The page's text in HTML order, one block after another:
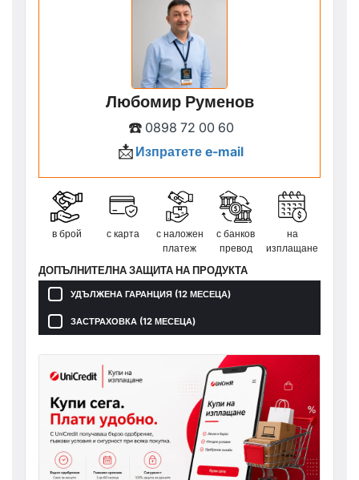
Любомир Руменов
☎️ 0898 72 00 60
📩 Изпратете e-mail
в брой с карта
с наложен
платеж
с банков
превод
на
изплащане
ДОПЪЛНИТЕЛНА ЗАЩИТА НА ПРОДУКТА
УДЪЛЖЕНА ГАРАНЦИЯ (12 МЕСЕЦА)
ЗАСТРАХОВКА (12 МЕСЕЦА)